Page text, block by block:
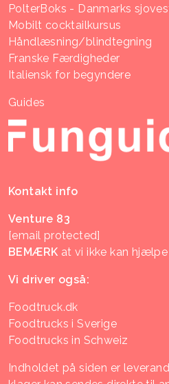
PolterBoks - Danmarks
Mobilt cocktailkursus
Håndlæsning/blindtegning
Franske Færdigheder
Italiensk for begyndere
Guides
Kontakt info
Venture 83
[email protected]
BEMÆRK at vi ikke kan
Vi driver også:
Foodtruck.dk
Foodtrucks i Sverige
Foodtrucks in Schweiz
Indholdet på siden er